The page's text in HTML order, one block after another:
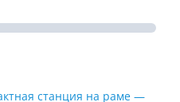
станция на раме —